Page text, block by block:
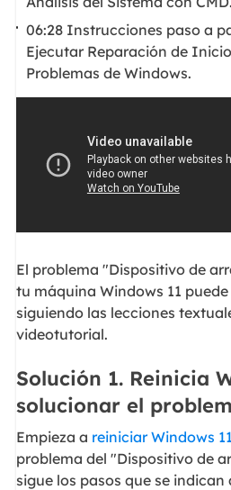
06:28 Instrucciones paso a
Ejecutar Reparación de
Problemas de Windows.
El problema "Dispositivo de
tu máquina Windows 11
siguiendo las lecciones
videotutorial.
Solución 1. Reinicia
solucionar el
Empieza a reiniciar Windows 11
problema del "Dispositivo de
sigue los pasos que se